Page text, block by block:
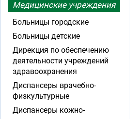
Медицинские учреждения
Больницы городские
Больницы детские
Дирекция по обеспечению
деятельности учреждений
здравоохранения
Диспансеры врачебно-
физкультурные
Диспансеры кожно-